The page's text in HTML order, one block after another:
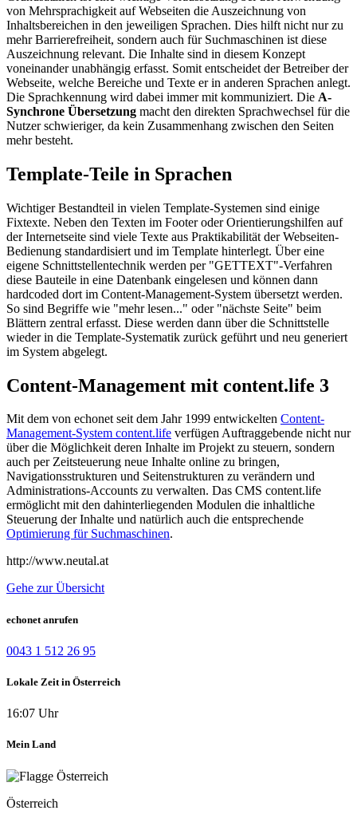
von Mehrsprachigkeit auf Webseiten die Auszeichnung von
Inhaltsbereichen in den jeweiligen Sprachen. Dies hilft nicht nur zu
mehr Barrierefreiheit, sondern auch für Suchmaschinen ist diese
Auszeichnung relevant. Die Inhalte sind in diesem Konzept
voneinander unabhängig erfasst. Somit entscheidet der Betreiber der
Webseite, welche Bereiche und Texte er in anderen Sprachen anlegt.
Die Sprachkennung wird dabei immer mit kommuniziert. Die A-
Synchrone Übersetzung macht den direkten Sprachwechsel für die
Nutzer schwieriger, da kein Zusammenhang zwischen den Seiten
mehr besteht.
Template-Teile in Sprachen
Wichtiger Bestandteil in vielen Template-Systemen sind einige
Fixtexte. Neben den Texten im Footer oder Orientierungshilfen auf
der Internetseite sind viele Texte aus Praktikabilität der Webseiten-
Bedienung standardisiert und im Template hinterlegt. Über eine
eigene Schnittstellentechnik werden per "GETTEXT"-Verfahren
diese Bauteile in eine Datenbank eingelesen und können dann
hardcoded dort im Content-Management-System übersetzt werden.
So sind Begriffe wie "mehr lesen..." oder "nächste Seite" beim
Blättern zentral erfasst. Diese werden dann über die Schnittstelle
wieder in die Template-Systematik zurück geführt und neu generiert
im System abgelegt.
Content-Management mit content.life 3
Mit dem von echonet seit dem Jahr 1999 entwickelten Content-
Management-System content.life verfügen Auftraggebende nicht nur
über die Möglichkeit deren Inhalte im Projekt zu steuern, sondern
auch per Zeitsteuerung neue Inhalte online zu bringen,
Navigationsstrukturen und Seitenstrukturen zu verändern und
Administrations-Accounts zu verwalten. Das CMS content.life
ermöglicht mit den dahinterliegenden Modulen die inhaltliche
Steuerung der Inhalte und natürlich auch die entsprechende
Optimierung für Suchmaschinen.
http://www.neutal.at
Gehe zur Übersicht
echonet anrufen
0043 1 512 26 95
Lokale Zeit in Österreich
16:07 Uhr
Mein Land
Österreich